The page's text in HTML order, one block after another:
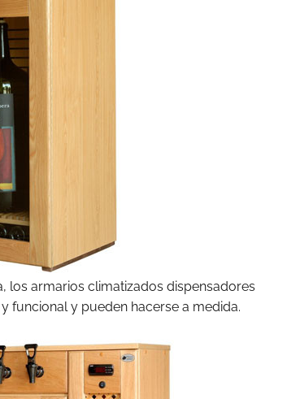
los armarios climatizados dispensadores
funcional y pueden hacerse a medida.